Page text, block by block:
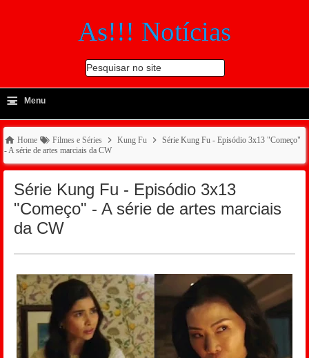
As!!! Notícias
Pesquisar no site
-
≡ Menu
Home Filmes e Séries Kung Fu
Série Kung Fu - Episódio 3x13 "Começo"
- A série de artes marciais da CW
Série Kung Fu - Episódio 3x13
"Começo" - A série de artes marciais
da CW